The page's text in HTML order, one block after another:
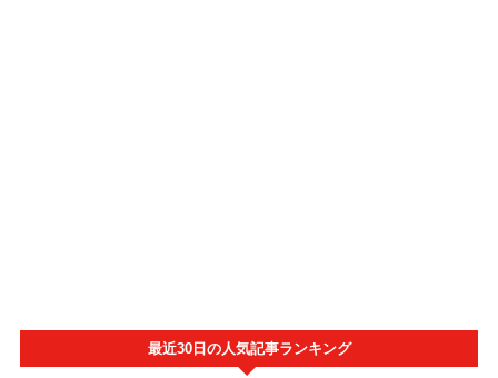
最近30日の人気記事ランキング